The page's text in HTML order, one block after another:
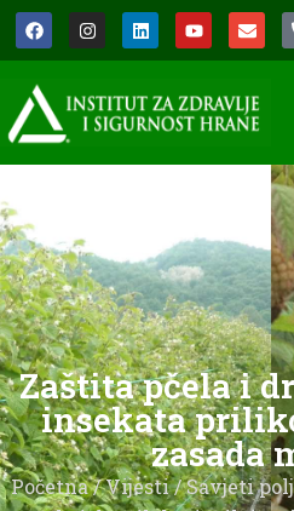
Zaštita pčela i
insekata
zasada
Početna/Vijesti/Savjeti